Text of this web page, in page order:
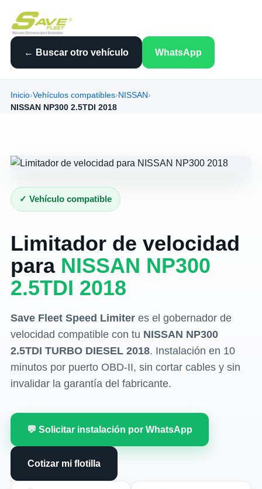
← Buscar otro vehículo WhatsApp
Inicio›Vehículos compatibles› NISSAN ›
NISSAN NP300 2.5TDI 2018
✓ Vehículo compatible
Limitador de velocidad
para NISSAN NP300
2.5TDI 2018
Save Fleet Speed Limiteres el gobernador de
velocidad compatible con tu NISSAN NP300
2.5TDI TURBO DIESEL 2018. Instalación en 10
minutos por puerto OBD-II, sin cortar cables y sin
invalidar la garantía del fabricante.
💬 Solicitar instalación por WhatsApp
Cotizar mi flotilla